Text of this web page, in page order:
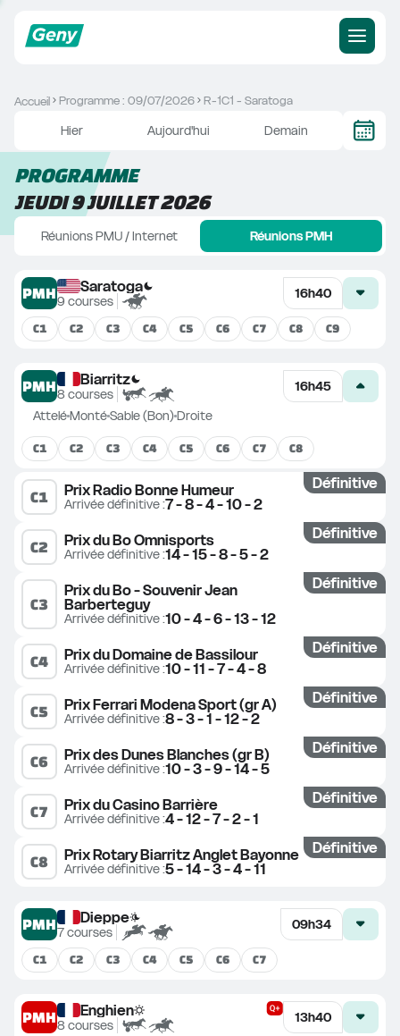
Accueil Programme : 09/07/2026 R-1C1 - Saratoga
Hier Aujourd'hui Demain
PROGRAMME
JEUDI 9 JUILLET 2026
Réunions PMU / Internet Réunions PMH
PMH Saratoga
9 courses 16h40
C1 C2 C3 C4 C5 C6 C7 C8 C9
PMH Biarritz
8 courses
16h45
AtteléMontéSable (Bon)Droite
C1 C2 C3 C4 C5 C6 C7 C8
C1 Prix Radio Bonne Humeur Définitive
Arrivée définitive :7 - 8 - 4 - 10 - 2
C2 Prix du Bo Omnisports Définitive
Arrivée définitive :14 - 15 - 8 - 5 - 2
C3
Prix du Bo - Souvenir Jean
Barberteguy
Définitive
Arrivée définitive :10 - 4 - 6 - 13 - 12
C4 Prix du Domaine de Bassilour Définitive
Arrivée définitive :10 - 11 - 7 - 4 - 8
C5 Prix Ferrari Modena Sport (gr A) Définitive
Arrivée définitive :8 - 3 - 1 - 12 - 2
C6 Prix des Dunes Blanches (gr B) Définitive
Arrivée définitive :10 - 3 - 9 - 14 - 5
C7 Prix du Casino Barrière Définitive
Arrivée définitive :4 - 12 - 7 - 2 - 1
C8 Prix Rotary Biarritz Anglet Bayonne Définitive
Arrivée définitive :5 - 14 - 3 - 4 - 11
PMH Dieppe
7courses 09h34
C1 C2 C3 C4 C5 C6 C7
PMH Enghien
8 courses 13h40